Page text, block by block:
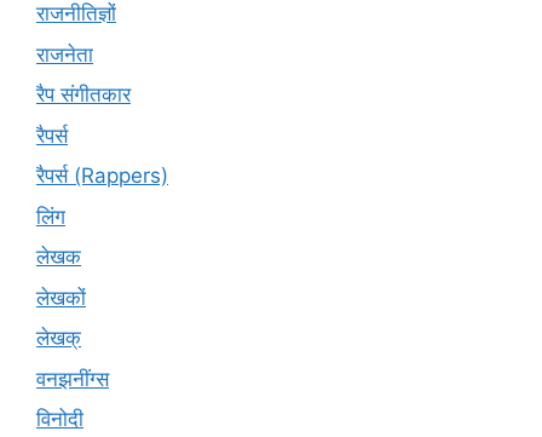
राजनीतिज्ञों
राजनेता
रैप संगीतकार
रैपर्स
रैपर्स (Rappers)
लिंग
लेखक
लेखकों
लेखक्
वनझनींग्स
विनोदी